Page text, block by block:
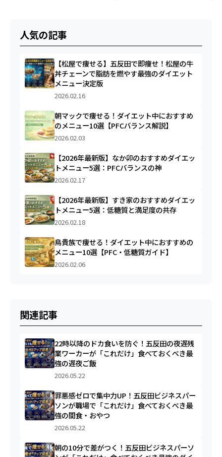
人気の記事
【松屋で痩せる】五反田で即痩せ！松屋の牛
丼チェーンで脂肪を燃やす最強のダイエット
メニュー決定版
2026.02.16
朝マックで痩せる！ダイエット中におすすめ
のメニュー10選【PFCバランス解説】
2026.02.03
【2026年最新版】なか卯のおすすめダイエッ
トメニュー5選：PFCバランスの神
2026.02.17
【2026年最新版】すき家のおすすめダイエッ
トメニュー5選：低糖質と満足度の共存
2026.02.18
鳥貴族で痩せる！ダイエット中におすすめの
メニュー10選【PFC・低糖質ガイド】
2026.02.06
関連記事
22時以降のドカ食いを防ぐ！五反田の夜遅残
業ワーカーが「これだけ」食べておくべき最
強の遅夜ご飯
2026.05.22
罪悪感ゼロで集中力UP！五反田ビジネスパー
ソンが職場で「これだけ」食べておくべき最
強の間食・おやつ
2026.05.22
朝の10分で差がつく！五反田ビジネスパーソ